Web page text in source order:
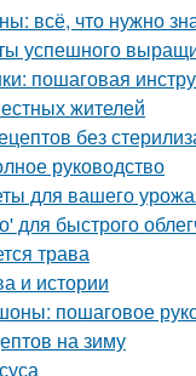
всё, что нужно
успешного
пошаговая
жителей
без
руководство
для вашего
для быстрого
трава
и истории
пошаговое
на зиму